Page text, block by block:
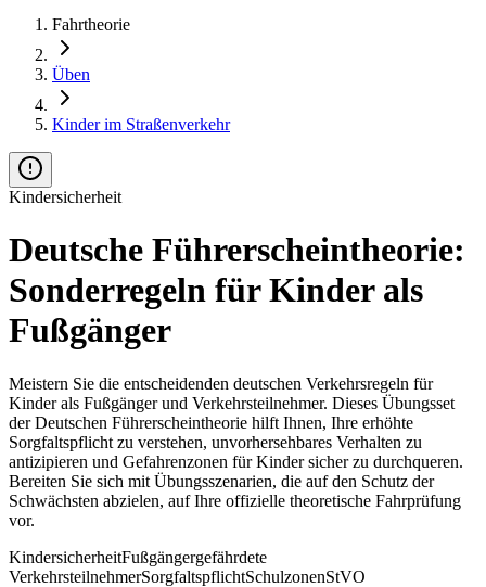
Fahrtheorie
Üben
Kinder im Straßenverkehr
Kindersicherheit
Deutsche Führerscheintheorie:
Sonderregeln für Kinder als
Fußgänger
Meistern Sie die entscheidenden deutschen Verkehrsregeln für
Kinder als Fußgänger und Verkehrsteilnehmer. Dieses Übungsset
der Deutschen Führerscheintheorie hilft Ihnen, Ihre erhöhte
Sorgfaltspflicht zu verstehen, unvorhersehbares Verhalten zu
antizipieren und Gefahrenzonen für Kinder sicher zu durchqueren.
Bereiten Sie sich mit Übungsszenarien, die auf den Schutz der
Schwächsten abzielen, auf Ihre offizielle theoretische Fahrprüfung
vor.
KindersicherheitFußgängergefährdete
VerkehrsteilnehmerSorgfaltspflichtSchulzonenStVO